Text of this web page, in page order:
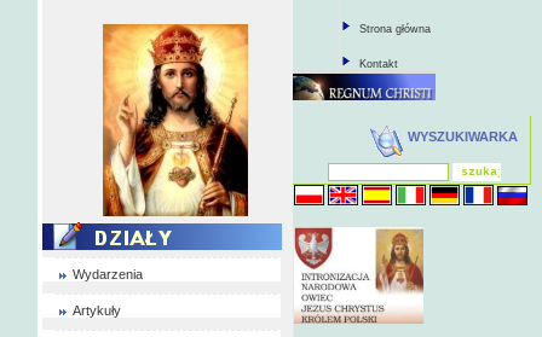
Wydarzenia
Artykuły
Strona główna
Kontakt
WYSZUKIWARKA